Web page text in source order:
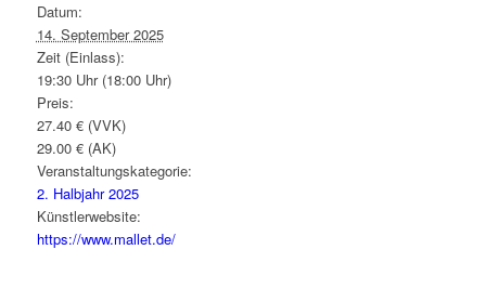
Datum:
14. September 2025
Zeit (Einlass):
19:30 Uhr (18:00 Uhr)
Preis:
27.40 € (VVK)
29.00 € (AK)
Veranstaltungskategorie:
2. Halbjahr 2025
Künstlerwebsite:
https://www.mallet.de/